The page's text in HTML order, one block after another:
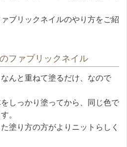
ブリックネイルのやり方をご紹
ファブリックネイル
んと重ねて塗るだけ、なので
しっかり塗ってから、同じ色で
。
塗り方の方がよりニットらしく